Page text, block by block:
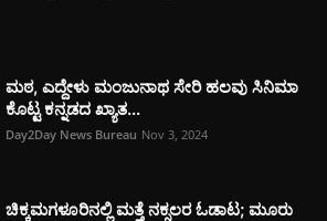
ಮಠ, ಎದ್ದೇಳು ಮಂಜುನಾಥ ಸೇರಿ ಹಲವು ಸಿನಿಮಾ
ಕೊಟ್ಟ ಕನ್ನಡದ ಖ್ಯಾತ...
Day2Day News Bureau Nov 3, 2024
ಚಿಕ್ಕಮಗಳೂರಿನಲ್ಲಿ ಮತ್ತೆ ನಕ್ಸಲರ ಓಡಾಟ; ಮೂರು